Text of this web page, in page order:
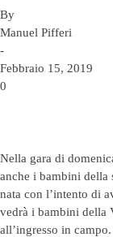
By
Manuel Pifferi
-
Febbraio 15, 2019
0
Nella gara di
anche i bambini della
nata con l’intento di
vedrà i bambini della
all’ingresso in